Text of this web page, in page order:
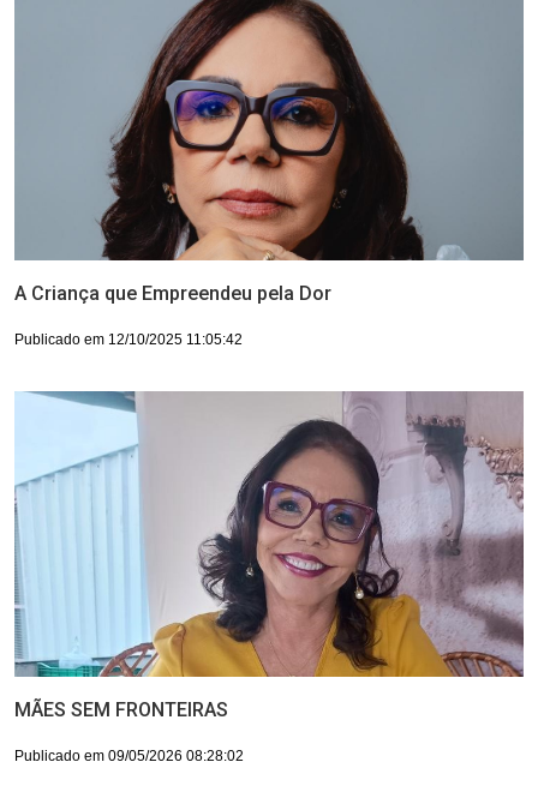
A Criança que Empreendeu pela Dor
Publicado em 12/10/2025 11:05:42
MÃES SEM FRONTEIRAS
Publicado em 09/05/2026 08:28:02